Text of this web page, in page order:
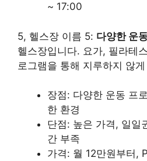
~ 17:00
5, 헬스장 이름 5: 다양한 운
헬스장입니다. 요가, 필라테
로그램을 통해 지루하지 않
장점: 다양한 운동 프
한 환경
단점: 높은 가격, 일일
간 부족
가격: 월 12만원부터,